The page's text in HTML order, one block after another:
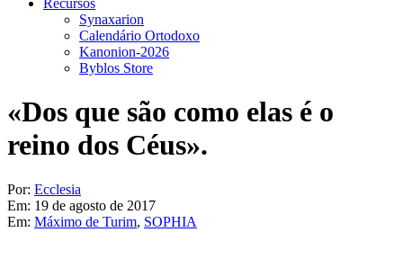
Recursos
Synaxarion
Calendário Ortodoxo
Kanonion-2026
Byblos Store
«Dos que são como elas é o
reino dos Céus».
Por: Ecclesia
Em: 19 de agosto de 2017
Em: Máximo de Turim, SOPHIA